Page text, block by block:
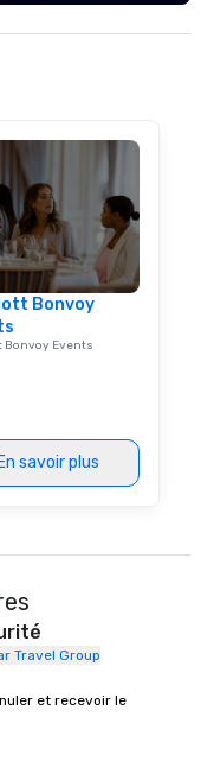
across destinations
Las Vegas, Chicago,
New Orleans, we
local expertise, and
ground support to
life.
Bonvoy
Bonvoy Events
En savoir plus
Travel Group
et recevoir le